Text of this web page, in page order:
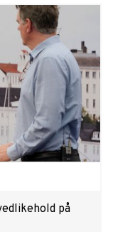
på